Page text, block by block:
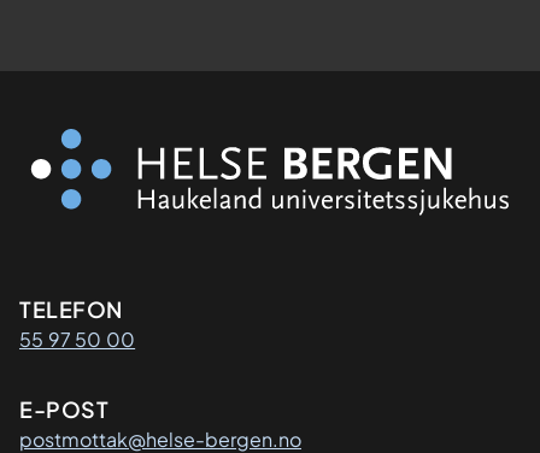
Kontaktinformasjon
TELEFON
55 97 50 00
E-POST
postmottak@helse-bergen.no